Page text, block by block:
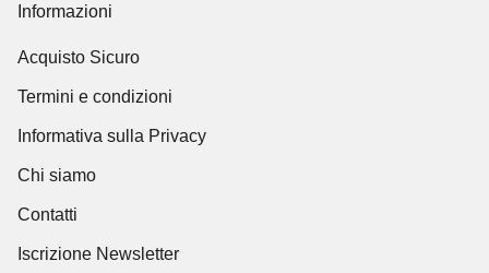
Informazioni
Acquisto Sicuro
Termini e condizioni
Informativa sulla Privacy
Chi siamo
Contatti
Iscrizione Newsletter